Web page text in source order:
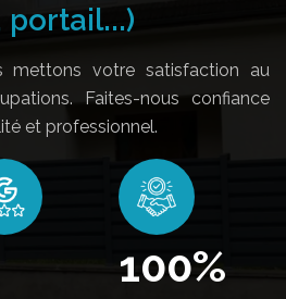
portail...)
mettons votre satisfaction au
Faites-nous confiance
et professionnel.
100%